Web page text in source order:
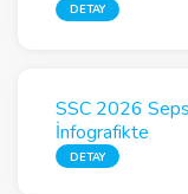
DETAY
SSC 2026
İnfografikte
DETAY